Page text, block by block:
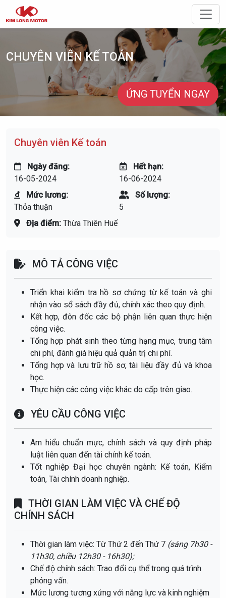
Điều
CHUYÊN VIÊN KẾ TOÁN
ỨNG TUYỂN NGAY
Chuyên viên Kế toán
Ngày đăng:
16-05-2024
Hết hạn:
16-06-2024
Mức lương:
Thỏa thuận
Số lượng:
5
Địa điểm: Thừa Thiên Huế
MÔ TẢ CÔNG VIỆC
Triển khai kiểm tra hồ sơ chứng từ kế toán và ghi
nhận vào sổ sách đầy đủ, chính xác theo quy định.
Kết hợp, đôn đốc các bộ phận liên quan thực hiện
công việc.
Tổng hợp phát sinh theo từng hạng mục, trung tâm
chi phí, đánh giá hiệu quả quản trị chi phí.
Tổng hợp và lưu trữ hồ sơ, tài liệu đầy đủ và khoa
học.
Thực hiện các công việc khác do cấp trên giao.
YÊU CẦU CÔNG VIỆC
Am hiểu chuẩn mực, chính sách và quy định pháp
luật liên quan đến tài chính kế toán.
Tốt nghiệp Đại học chuyên ngành: Kế toán, Kiểm
toán, Tài chính doanh nghiệp.
THỜI GIAN LÀM VIỆC VÀ CHẾ ĐỘ
CHÍNH SÁCH
Thời gian làm việc: Từ Thứ 2 đến Thứ 7 (sáng 7h30 -
11h30, chiều 12h30 - 16h30);
Chế độ chính sách: Trao đổi cụ thể trong quá trình
phỏng vấn.
Mức lương tương xứng với năng lực và kinh nghiệm